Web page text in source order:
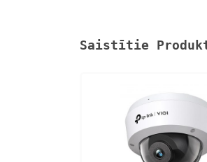
Saistītie